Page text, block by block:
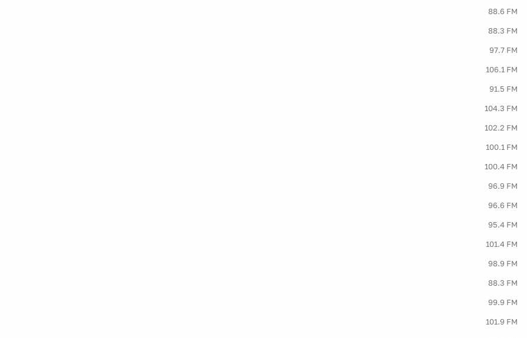
88.6 FM
88.3 FM
97.7 FM
106.1 FM
91.5 FM
104.3 FM
102.2 FM
100.1 FM
100.4 FM
96.9 FM
96.6 FM
95.4 FM
101.4 FM
98.9 FM
88.3 FM
99.9 FM
101.9 FM